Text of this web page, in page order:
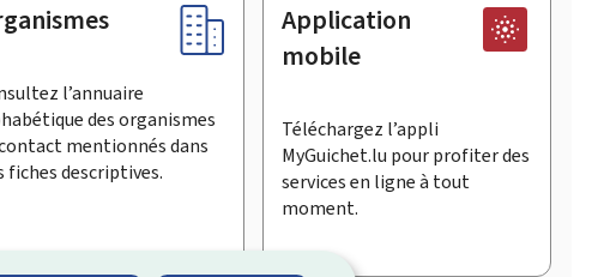
l’annuaire
des organismes
mentionnés dans
fiches descriptives.
Application
mobile
Téléchargez l’appli
MyGuichet.lu pour profiter des
services en ligne à tout
moment.